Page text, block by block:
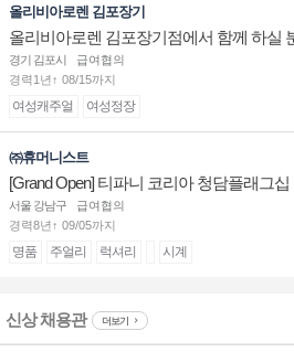
올리비아로렌 김포장기
올리비아로렌 김포장기점에서 함께 하실
된 마음 하나면 됩니다.
경기 김포시
급여협의
경력1년↑ 08/15까지
여성캐주얼 여성정장
㈜휴머니스트
[Grand Open] 티파니 코리아 청담플래그
계대전 판매사원 채용
서울 강남구
급여협의
경력8년↑ 09/05까지
명품 주얼리 럭셔리 시계
신상 채용관 더보기